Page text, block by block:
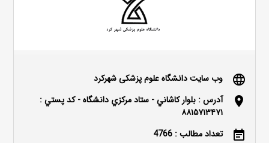
language وب سایت دانشگاه علوم پزشکی شهرکرد
location_on
آدرس : بلوار كاشاني - ستاد مركزي دانشگاه - كد پستي :
۸۸۱۵۷۱۳۴۷۱
event_note تعداد مطالب : 4766